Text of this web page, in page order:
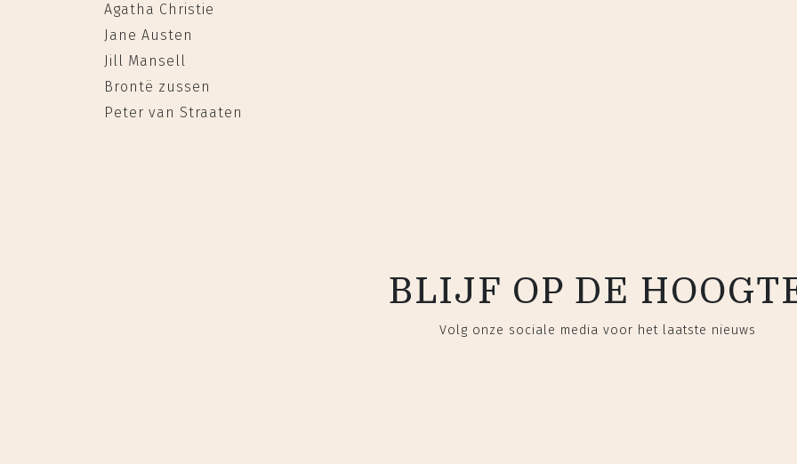
Agatha Christie
Jane Austen
Jill Mansell
Brontë zussen
Peter van Straaten
BLIJF OP DE
Volg onze sociale media voor het laatste nieuws